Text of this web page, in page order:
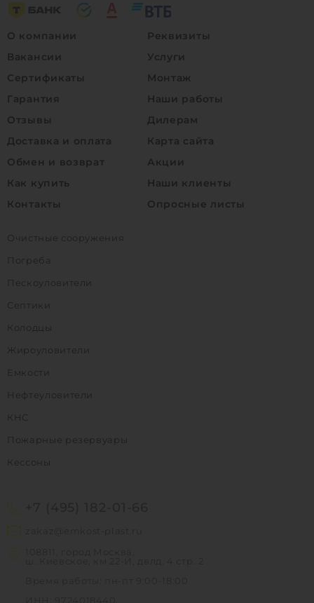
О компании
Вакансии
Сертификаты
Гарантия
Отзывы
Доставка и оплата
Обмен и возврат
Как купить
Контакты
Реквизиты
Услуги
Монтаж
Наши работы
Дилерам
Карта сайта
Акции
Наши клиенты
Опросные листы
Очистные сооружения
Погреба
Пескоуловители
Септики
Колодцы
Жироуловители
Емкости
Нефтеуловители
КНС
Пожарные резервуары
Кессоны